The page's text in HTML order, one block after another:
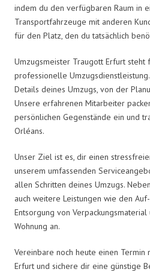
indem du den verfügbaren Raum in
Transportfahrzeuge mit anderen
für den Platz, den du tatsächlich
Umzugsmeister Traugott Erfurt steht
professionelle
Details deines Umzugs, von der
Unsere erfahrenen Mitarbeiter
persönlichen Gegenstände ein und
Orléans.
Unser Ziel ist es, dir einen
unserem umfassenden
allen Schritten deines Umzugs.
auch weitere Leistungen wie den
Entsorgung von
Wohnung an.
Vereinbare noch heute einen Termin
Erfurt und sichere dir eine günstige